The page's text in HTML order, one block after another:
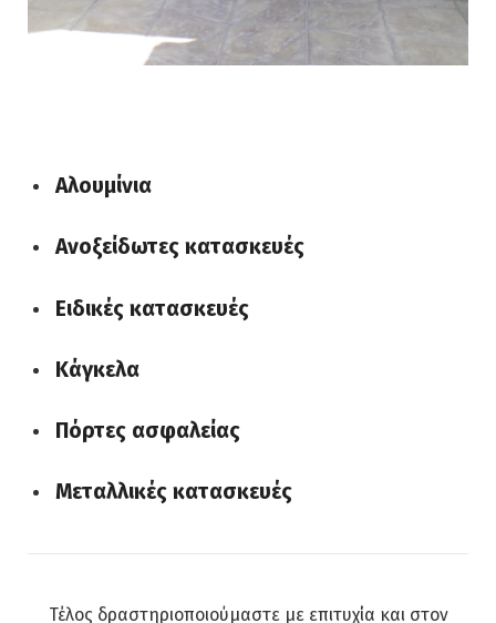
Αλουμίνια
Ανοξείδωτες κατασκευές
Ειδικές κατασκευές
Κάγκελα
Πόρτες ασφαλείας
Μεταλλικές κατασκευές
Τέλος δραστηριοποιούμαστε με επιτυχία και στον